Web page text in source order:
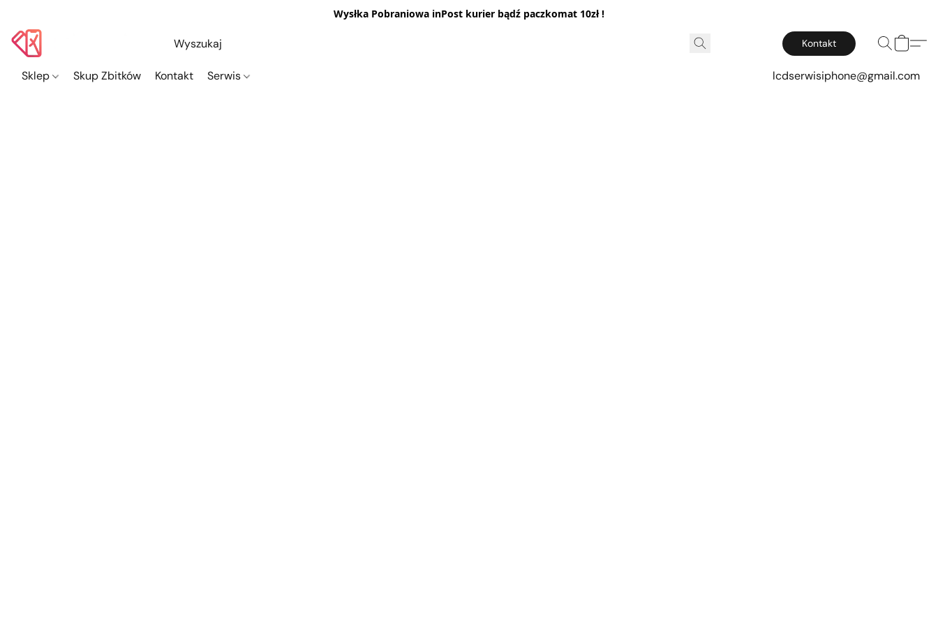
Wysłka Pobraniowa inPost kurier bądź paczkomat 10zł !
Kontakt
Sklep Skup Zbitków Kontakt Serwis lcdserwisiphone@gmail.com